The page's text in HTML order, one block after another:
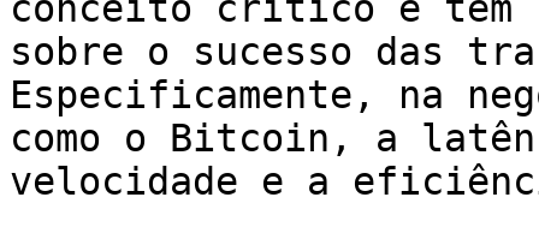
sobre o sucesso das
Especificamente, na
como o Bitcoin, a
velocidade e a